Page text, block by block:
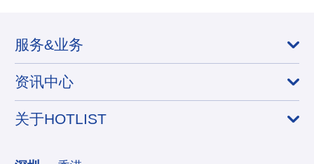
服务&业务
资讯中心
关于HOTLIST